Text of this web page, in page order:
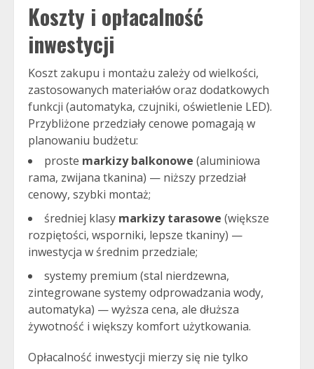
Koszty i opłacalność
inwestycji
Koszt zakupu i montażu zależy od wielkości,
zastosowanych materiałów oraz dodatkowych
funkcji (automatyka, czujniki, oświetlenie LED).
Przybliżone przedziały cenowe pomagają w
planowaniu budżetu:
proste markizy balkonowe (aluminiowa
rama, zwijana tkanina) — niższy przedział
cenowy, szybki montaż;
średniej klasy markizy tarasowe (większe
rozpiętości, wsporniki, lepsze tkaniny) —
inwestycja w średnim przedziale;
systemy premium (stal nierdzewna,
zintegrowane systemy odprowadzania wody,
automatyka) — wyższa cena, ale dłuższa
żywotność i większy komfort użytkowania.
Opłacalność inwestycji mierzy się nie tylko